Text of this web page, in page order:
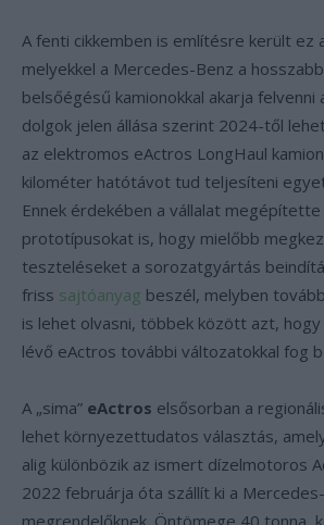
A fenti cikkemben is említésre került ez
melyekkel a Mercedes-Benz a
belsőégésű kamionokkal akarja felvenni
dolgok jelen állása szerint 2024-től
az elektromos eActros LongHaul
kilométer hatótávot tud teljesíteni
Ennek érdekében a vállalat
prototípusokat is, hogy mielőbb
teszteléseket a sorozatgyártás
friss sajtóanyag beszél, melyben
is lehet olvasni, többek között azt,
lévő eActros további változatokkal fog
A „sima” eActros elsősorban a
lehet környezettudatos választás,
alig különbözik az ismert dízelmotoros
2022 februárja óta szállít ki a
megrendelőknek. Öntömege 40 tonna,